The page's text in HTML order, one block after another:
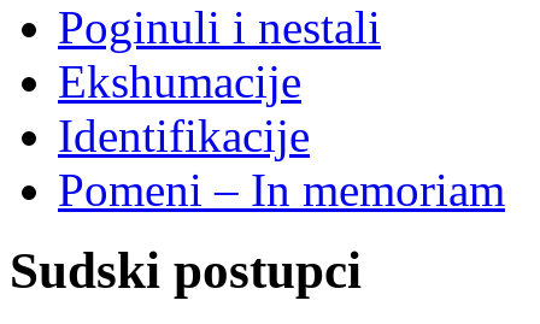
Poginuli i nestali
Ekshumacije
Identifikacije
Pomeni – In memoriam
Sudski postupci